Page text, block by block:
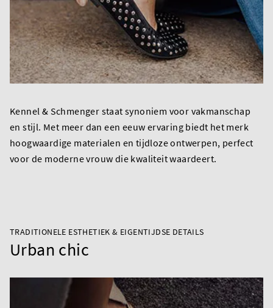
Kennel & Schmenger staat synoniem voor vakmanschap
en stijl. Met meer dan een eeuw ervaring biedt het merk
hoogwaardige materialen en tijdloze ontwerpen, perfect
voor de moderne vrouw die kwaliteit waardeert.
TRADITIONELE ESTHETIEK & EIGENTIJDSE DETAILS
Urban chic